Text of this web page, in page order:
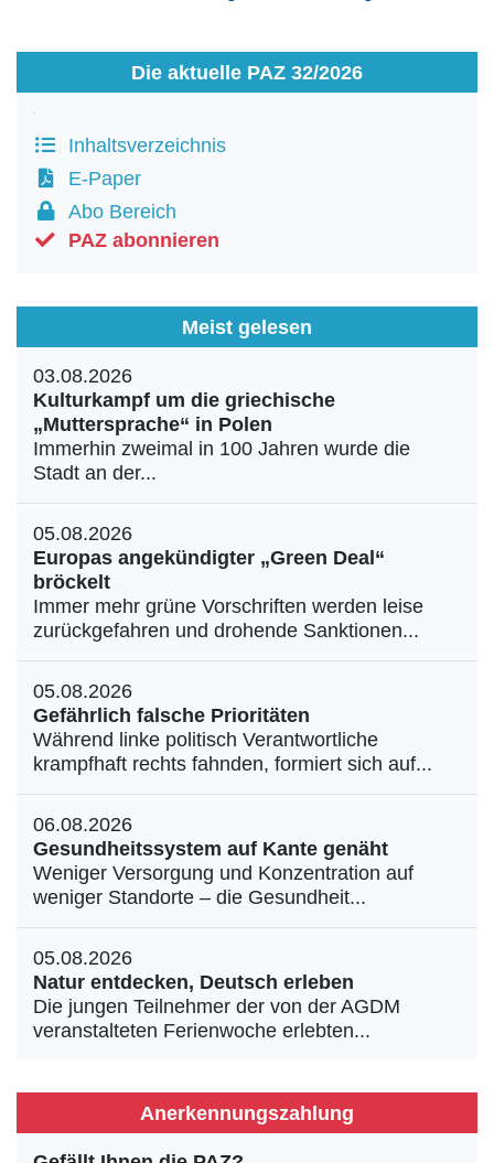
Die aktuelle PAZ 32/2026
Inhaltsverzeichnis
E-Paper
Abo Bereich
PAZ abonnieren
Meist gelesen
03.08.2026
Kulturkampf um die griechische
„Muttersprache“ in Polen
Immerhin zweimal in 100 Jahren wurde die
Stadt an der...
05.08.2026
Europas angekündigter „Green Deal“
bröckelt
Immer mehr grüne Vorschriften werden leise
zurückgefahren und drohende Sanktionen...
05.08.2026
Gefährlich falsche Prioritäten
Während linke politisch Verantwortliche
krampfhaft rechts fahnden, formiert sich auf...
06.08.2026
Gesundheitssystem auf Kante genäht
Weniger Versorgung und Konzentration auf
weniger Standorte – die Gesundheit...
05.08.2026
Natur entdecken, Deutsch erleben
Die jungen Teilnehmer der von der AGDM
veranstalteten Ferienwoche erlebten...
Anerkennungszahlung